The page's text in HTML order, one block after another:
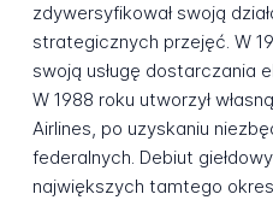
zdywersyfikował swoją
strategicznych przejęć. W
swoją usługę dostarczania
W 1988 roku utworzył
Airlines, po uzyskaniu
federalnych. Debiut
największych tamtego